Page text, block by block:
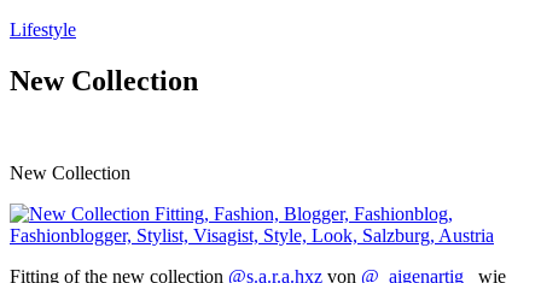
Lifestyle
New Collection
New Collection
Fitting of the new collection @s.a.r.a.hxz von @_aigenartig_
wie